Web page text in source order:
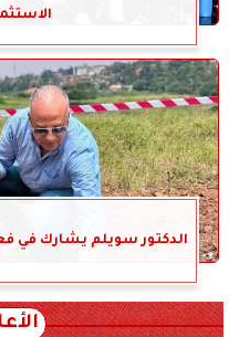
الدكتور سويلم يشارك في